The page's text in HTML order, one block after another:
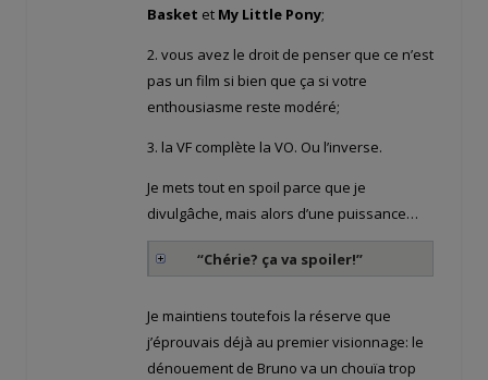
Basket et My Little Pony;
2. vous avez le droit de penser que ce n’est
pas un film si bien que ça si votre
enthousiasme reste modéré;
3. la VF complète la VO. Ou l’inverse.
Je mets tout en spoil parce que je
divulgâche, mais alors d’une puissance…
“Chérie? ça va spoiler!”
Je maintiens toutefois la réserve que
j’éprouvais déjà au premier visionnage: le
dénouement de Bruno va un chouïa trop